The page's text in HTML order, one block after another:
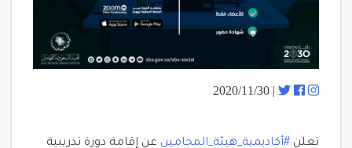
| 2020/11/30
تعلن#أكاديمية_هيئة_المحامينعن إقامة دورة تدريبية